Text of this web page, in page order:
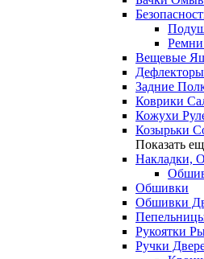
Ремни
Вещевые
Задние
Коврики
Кожухи
Козырьки
Показать
Накладки,
Обшивки
Обшивки
Рукоятки
Ручки